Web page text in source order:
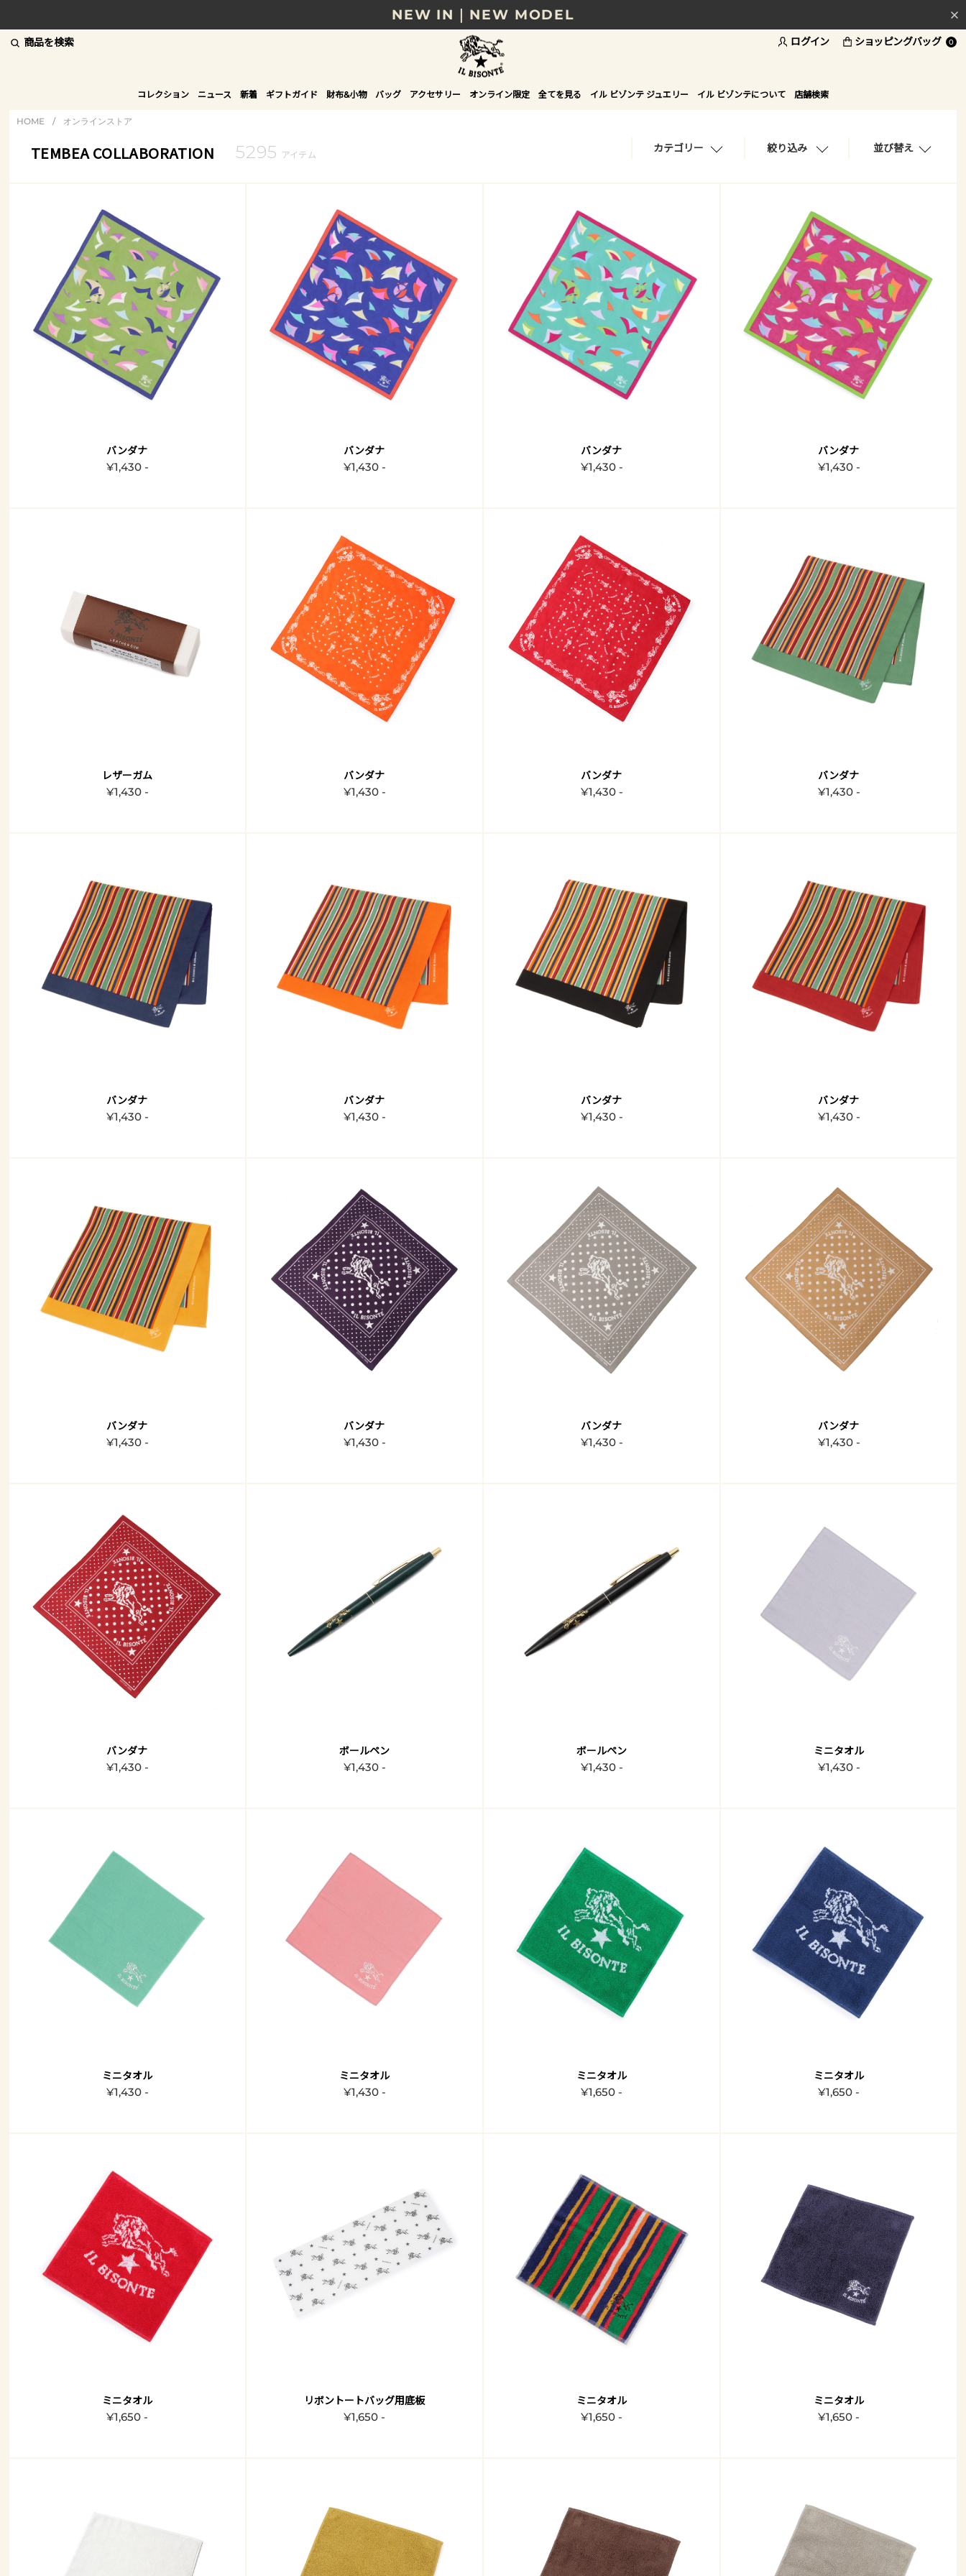
NEW IN｜NEW MODEL
8/17(月)10時まで｜税込11,000円以上で送料無料
贈る相手やシーンから選べる、新しいギフトガイド
NEW IN｜COLOR LEATHER
商品を検索 ログイン ショッピングバッグ 0
コレクション ニュース 新着 ギフトガイド 財布&小物 バッグ アクセサリー オンライン限定 全てを見る イル ビゾンテ ジュエリー イル ビゾンテについて 店舗検索
HOME / オンラインストア
TEMBEA COLLABORATION 5295 アイテム
カテゴリー 絞り込み 並び替え
バンダナ
¥1,430 -
バンダナ
¥1,430 -
バンダナ
¥1,430 -
バンダナ
¥1,430 -
レザーガム
¥1,430 -
バンダナ
¥1,430 -
バンダナ
¥1,430 -
バンダナ
¥1,430 -
バンダナ
¥1,430 -
バンダナ
¥1,430 -
バンダナ
¥1,430 -
バンダナ
¥1,430 -
バンダナ
¥1,430 -
バンダナ
¥1,430 -
バンダナ
¥1,430 -
バンダナ
¥1,430 -
バンダナ
¥1,430 -
ボールペン
¥1,430 -
ボールペン
¥1,430 -
ミニタオル
¥1,430 -
ミニタオル
¥1,430 -
ミニタオル
¥1,430 -
ミニタオル
¥1,650 -
ミニタオル
¥1,650 -
ミニタオル
¥1,650 -
リボントートバッグ用底板
¥1,650 -
ミニタオル
¥1,650 -
ミニタオル
¥1,650 -